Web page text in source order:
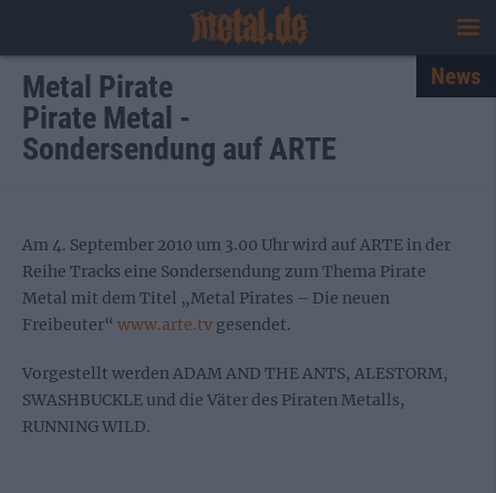
Metal Pirate
Pirate Metal -
Sondersendung auf ARTE
News
Am 4. September 2010 um 3.00 Uhr wird auf ARTE in der
Reihe Tracks eine Sondersendung zum Thema Pirate
Metal mit dem Titel „Metal Pirates – Die neuen
Freibeuter“ www.arte.tv gesendet.
Vorgestellt werden ADAM AND THE ANTS, ALESTORM,
SWASHBUCKLE und die Väter des Piraten Metalls,
RUNNING WILD.